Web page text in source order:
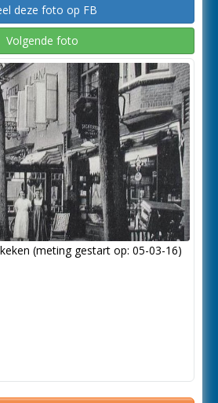
deze foto op FB
Volgende foto
(meting gestart op: 05-03-16)